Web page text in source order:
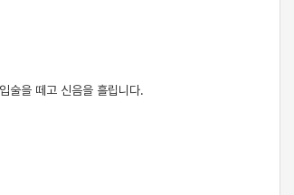
술을 떼고 신음을 흘립니다.